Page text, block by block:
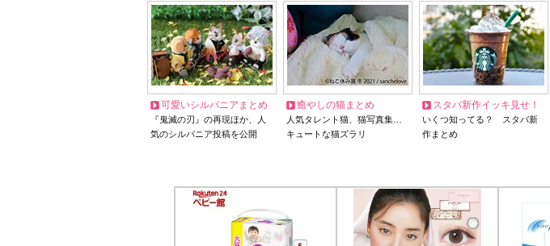
可愛いシルバニアまとめ
『鬼滅の刃』の再現ほか、人
気のシルバニア投稿を公開
癒やしの猫まとめ
人気タレント猫、猫写真集…
キュートな猫ズラリ
スタバ新作イッキ見せ！
いくつ知ってる？ スタバ新
作まとめ